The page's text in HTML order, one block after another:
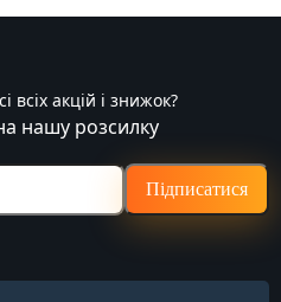
всіх акцій і знижок?
нашу розсилку
Підписатися